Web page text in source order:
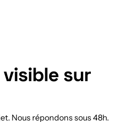
sur
Nous répondons sous 48h.